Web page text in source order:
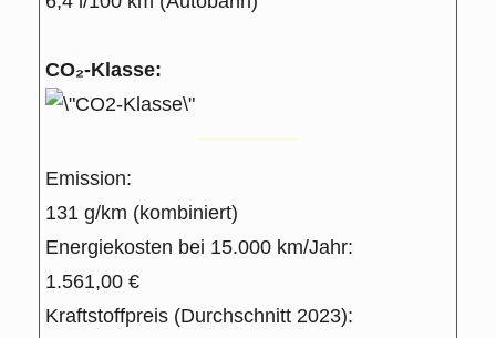
CO₂-Klasse:
Emission:
131 g/km (kombiniert)
Energiekosten bei 15.000 km/Jahr:
1.561,00 €
Kraftstoffpreis (Durchschnitt 2023):